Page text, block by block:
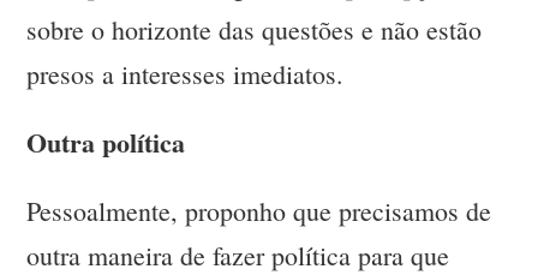
sobre o horizonte das questões e não estão
presos a interesses imediatos.
Outra política
Pessoalmente, proponho que precisamos de
outra maneira de fazer política para que